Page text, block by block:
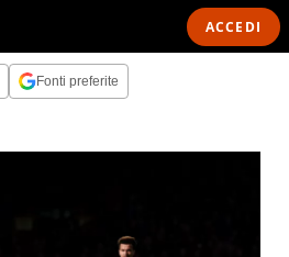
ACCEDI
Fonti preferite